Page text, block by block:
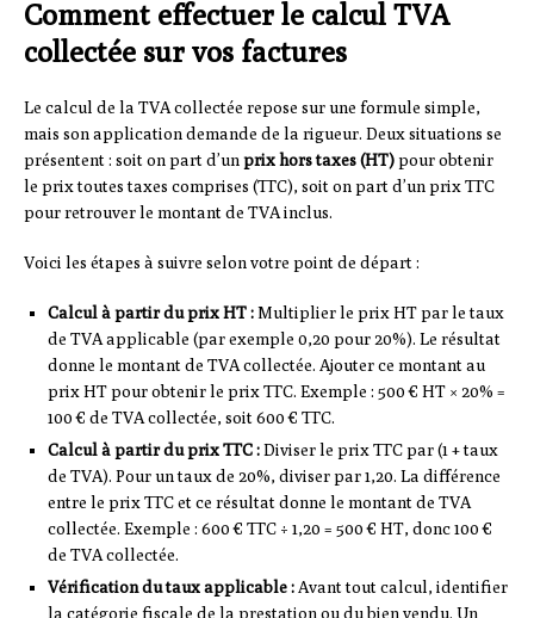
Comment effectuer le calcul TVA
collectée sur vos factures
Le calcul de la TVA collectée repose sur une formule simple,
mais son application demande de la rigueur. Deux situations se
présentent : soit on part d’unprix hors taxes (HT)pour obtenir
le prix toutes taxes comprises (TTC), soit on part d’un prix TTC
pour retrouver le montant de TVA inclus.
Voici les étapes à suivre selon votre point de départ :
Calcul à partir du prix HT :Multiplier le prix HT par le taux
de TVA applicable (par exemple 0,20 pour 20%). Le résultat
donne le montant de TVA collectée. Ajouter ce montant au
prix HT pour obtenir le prix TTC. Exemple : 500 € HT × 20% =
100 € de TVA collectée, soit 600 € TTC.
Calcul à partir du prix TTC :Diviser le prix TTC par (1 + taux
de TVA). Pour un taux de 20%, diviser par 1,20. La différence
entre le prix TTC et ce résultat donne le montant de TVA
collectée. Exemple : 600 € TTC ÷ 1,20 = 500 € HT, donc 100 €
de TVA collectée.
Vérification du taux applicable :Avant tout calcul, identifier
la catégorie fiscale de la prestation ou du bien vendu. Un